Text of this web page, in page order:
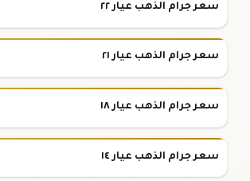
سعر جرام الذهب عيار ٢٢
سعر جرام الذهب عيار ٢١
سعر جرام الذهب عيار ١٨
سعر جرام الذهب عيار ١٤